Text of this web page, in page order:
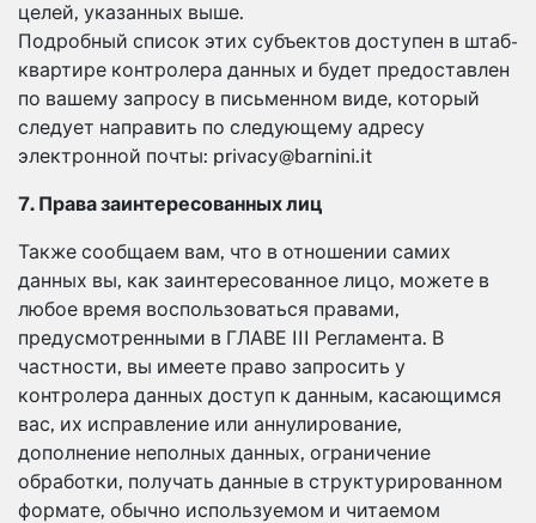
целей, указанных выше.
Подробный список этих субъектов доступен в штаб-
квартире контролера данных и будет предоставлен
по вашему запросу в письменном виде, который
следует направить по следующему адресу
электронной почты: privacy@barnini.it
7. Права заинтересованных лиц
Также сообщаем вам, что в отношении самих
данных вы, как заинтересованное лицо, можете в
любое время воспользоваться правами,
предусмотренными в ГЛАВЕ III Регламента. В
частности, вы имеете право запросить у
контролера данных доступ к данным, касающимся
вас, их исправление или аннулирование,
дополнение неполных данных, ограничение
обработки, получать данные в структурированном
формате, обычно используемом и читаемом